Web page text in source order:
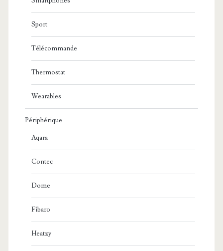
Sport
Télécommande
Thermostat
Wearables
Périphérique
Aqara
Contec
Dome
Fibaro
Heatzy